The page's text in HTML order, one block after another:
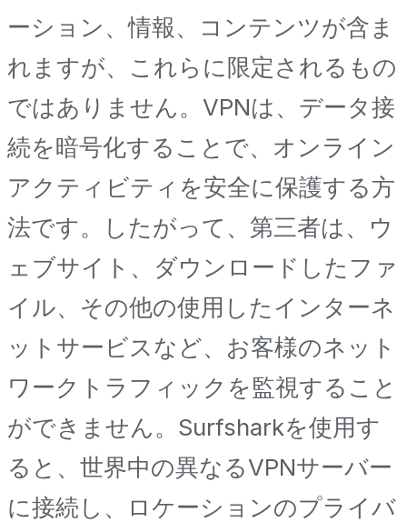
ーション、情報、コンテンツが含ま
れますが、これらに限定されるもの
ではありません。VPNは、データ接
続を暗号化することで、オンライン
アクティビティを安全に保護する方
法です。したがって、第三者は、ウ
ェブサイト、ダウンロードしたファ
イル、その他の使用したインターネ
ットサービスなど、お客様のネット
ワークトラフィックを監視すること
ができません。Surfsharkを使用す
ると、世界中の異なるVPNサーバー
に接続し、ロケーションのプライバ